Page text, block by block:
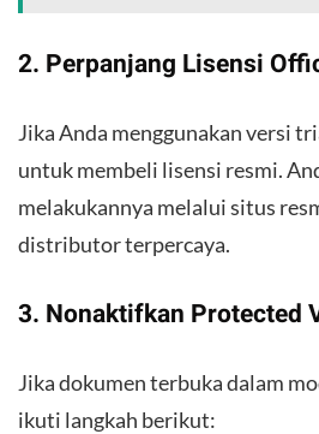
2. Perpanjang Lisensi
Jika Anda menggunakan versi
untuk membeli lisensi resmi.
melakukannya melalui situs
distributor terpercaya.
3. Nonaktifkan Protected
Jika dokumen terbuka dalam
ikuti langkah berikut: